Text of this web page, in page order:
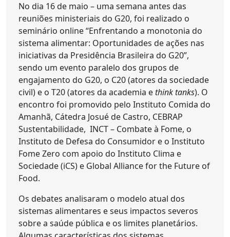
No dia 16 de maio – uma semana antes das
reuniões ministeriais do G20, foi realizado o
seminário online “Enfrentando a monotonia do
sistema alimentar: Oportunidades de ações nas
iniciativas da Presidência Brasileira do G20”,
sendo um evento paralelo dos grupos de
engajamento do G20, o C20 (atores da sociedade
civil) e o T20 (atores da academia e think tanks). O
encontro foi promovido pelo Instituto Comida do
Amanhã, Cátedra Josué de Castro, CEBRAP
Sustentabilidade, INCT – Combate à Fome, o
Instituto de Defesa do Consumidor e o Instituto
Fome Zero com apoio do Instituto Clima e
Sociedade (iCS) e Global Alliance for the Future of
Food.
Os debates analisaram o modelo atual dos
sistemas alimentares e seus impactos severos
sobre a saúde pública e os limites planetários.